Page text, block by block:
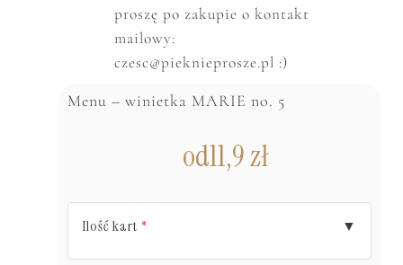
proszę po zakupie o kontakt
mailowy:
czesc@pieknieprosze.pl :)
Menu – winietka MARIE no. 5
od11,9zł
Ilość kart * ▼